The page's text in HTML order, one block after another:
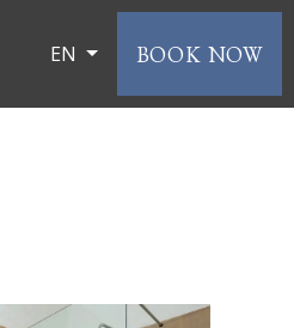
EN BOOK NOW